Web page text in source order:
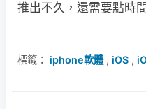
推出不久，還需要點時
標籤： iphone軟體, iOS ,